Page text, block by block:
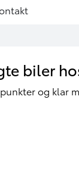
biler
punkter og klar